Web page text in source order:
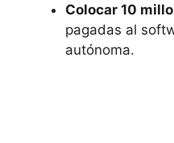
Colocar 10
pagadas al
autónoma.